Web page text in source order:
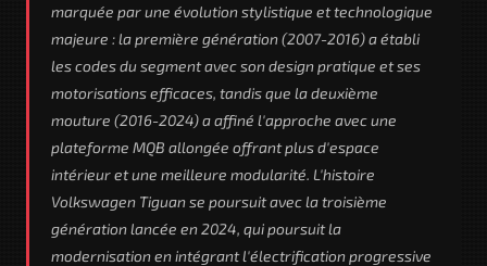
marquée par une évolution stylistique et technologique
majeure : la première génération (2007-2016) a établi
les codes du segment avec son design pratique et ses
motorisations efficaces, tandis que la deuxième
mouture (2016-2024) a affiné l'approche avec une
plateforme MQB allongée offrant plus d'espace
intérieur et une meilleure modularité. L'histoire
Volkswagen Tiguan se poursuit avec la troisième
génération lancée en 2024, qui poursuit la
modernisation en intégrant l'électrification progressive